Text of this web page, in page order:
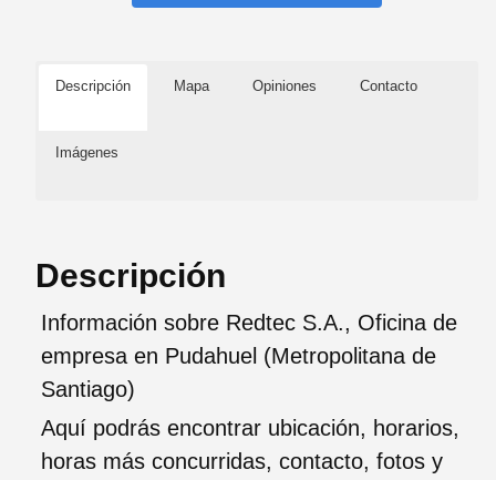
Descripción Mapa Opiniones Contacto
Imágenes
Descripción
Información sobre Redtec S.A., Oficina de
empresa en Pudahuel (Metropolitana de
Santiago)
Aquí podrás encontrar ubicación, horarios,
horas más concurridas, contacto, fotos y